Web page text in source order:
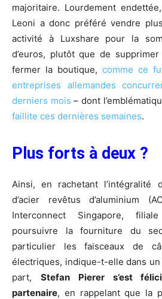
majoritaire. Lourdement
Leoni a donc préféré vendre
activité à Luxshare pour la
d’euros, plutôt que de
fermer la boutique, comme ce
entreprises allemandes
derniers mois – dont
faillite ces dernières semaines.
Plus forts à deux ?
Ainsi, en rachetant
d’acier revêtus d’aluminium
Interconnect Singapore,
poursuivre la fourniture du
particulier les faisceaux de
électriques, indique-t-elle dans
part, Stefan Pierer s’est
partenaire, en rappelant que la